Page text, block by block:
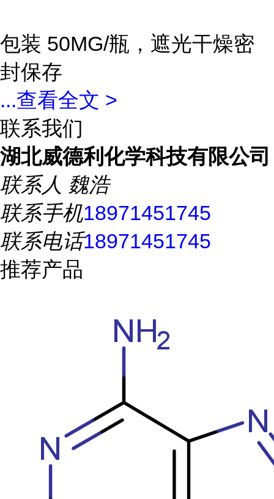
包装 50MG/瓶，遮光干燥密
封保存
...查看全文 >
联系我们
湖北威德利化学科技有限公司
联系人 魏浩
联系手机18971451745
联系电话18971451745
推荐产品